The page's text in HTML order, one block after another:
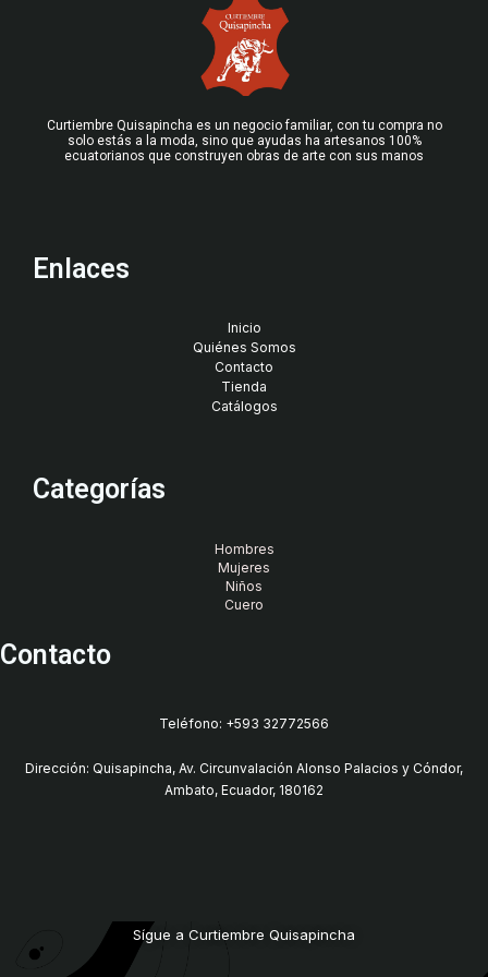
Curtiembre Quisapincha es un negocio familiar, con tu compra no
solo estás a la moda, sino que ayudas ha artesanos 100%
ecuatorianos que construyen obras de arte con sus manos
Enlaces
Inicio
Quiénes Somos
Contacto
Tienda
Catálogos
Categorías
Hombres
Mujeres
Niños
Cuero
Contacto
Teléfono: +593 32772566
Dirección: Quisapincha, Av. Circunvalación Alonso Palacios y Cóndor,
Ambato, Ecuador, 180162
Sígue a Curtiembre Quisapincha